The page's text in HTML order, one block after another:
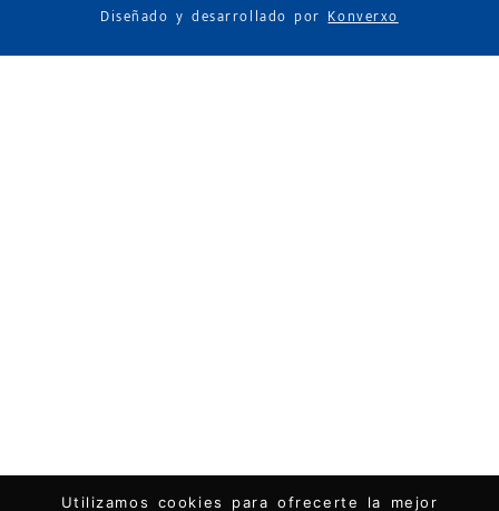
Diseñado y desarrollado porKonverxo
Utilizamos cookies para ofrecerte la mejor